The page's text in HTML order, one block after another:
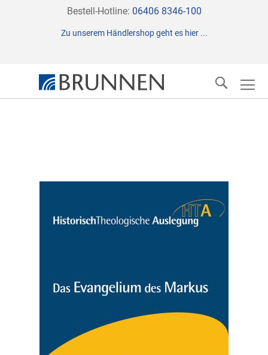
Direkt
Inhalt
Bestell-Hotline: 06406 8346-100
Zu unserem Händlershop geht es hier ...
Suche